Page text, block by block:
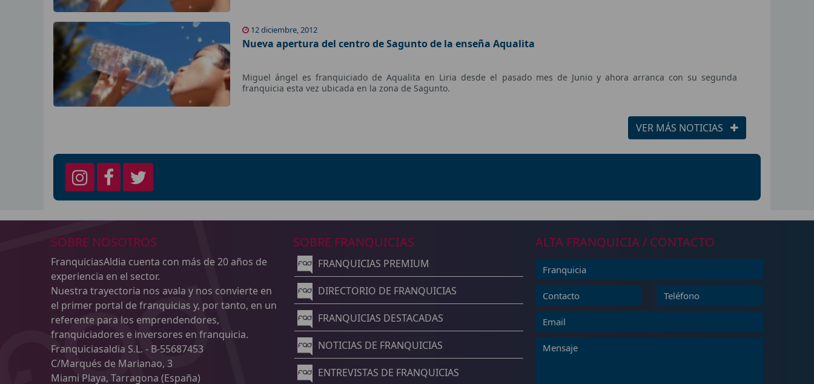
12 diciembre, 2012
Nueva apertura del centro de Sagunto de la enseña Aqualita
Miguel ángel es franquiciado de Aqualita en Liria desde el pasado mes de Junio y ahora arranca con su segunda
franquicia esta vez ubicada en la zona de Sagunto.
VER MÁS NOTICIAS
SOBRE NOSOTROS
FranquiciasAldia cuenta con más de 20 años de
experiencia en el sector.
Nuestra trayectoria nos avala y nos convierte en
el primer portal de franquicias y, por tanto, en un
referente para los emprendendores,
franquiciadores e inversores en franquicia.
Franquiciasaldia S.L. - B-55687453
C/Marqués de Marianao, 3
Miami Playa, Tarragona (España)
SOBRE FRANQUICIAS
FRANQUICIAS PREMIUM
DIRECTORIO DE FRANQUICIAS
FRANQUICIAS DESTACADAS
NOTICIAS DE FRANQUICIAS
ENTREVISTAS DE FRANQUICIAS
ALTA FRANQUICIA / CONTACTO